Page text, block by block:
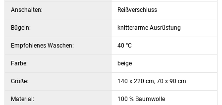
Anschalten: Reißverschluss
Bügeln: knitterarme Ausrüstung
Empfohlenes Waschen: 40 °C
Farbe: beige
Größe: 140 x 220 cm, 70 x 90 cm
Material: 100 % Baumwolle